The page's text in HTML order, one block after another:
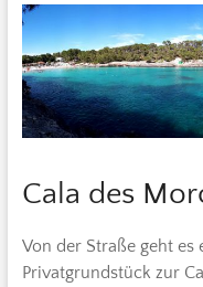
Cala des
Von der Straße geht
Privatgrundstück zur